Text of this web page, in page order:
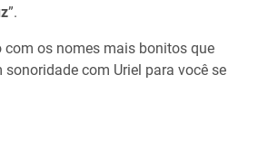
”.
com os nomes mais bonitos que
com Uriel para você se